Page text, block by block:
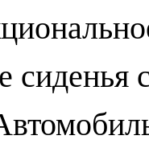
сиденья